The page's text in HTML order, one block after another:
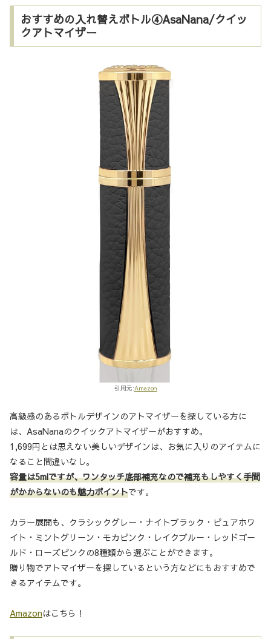
おすすめの入れ替えボトル④AsaNana/クイッ
クアトマイザー
引用元:Amazon
高級感のあるボトルデザインのアトマイザーを探している方に
は、AsaNanaのクイックアトマイザーがおすすめ。
1,699円とは思えない美しいデザインは、お気に入りのアイテムに
なること間違いなし。
容量は5mlですが、ワンタッチ底部補充なので補充もしやすく手間
がかからないのも魅力ポイントです。
カラー展開も、クラシックグレー・ナイトブラック・ピュアホワ
イト・ミントグリーン・モカピンク・レイクブルー・レッドゴー
ルド・ローズピンクの8種類から選ぶことができます。
贈り物でアトマイザーを探しているという方などにもおすすめで
きるアイテムです。
Amazonはこちら！